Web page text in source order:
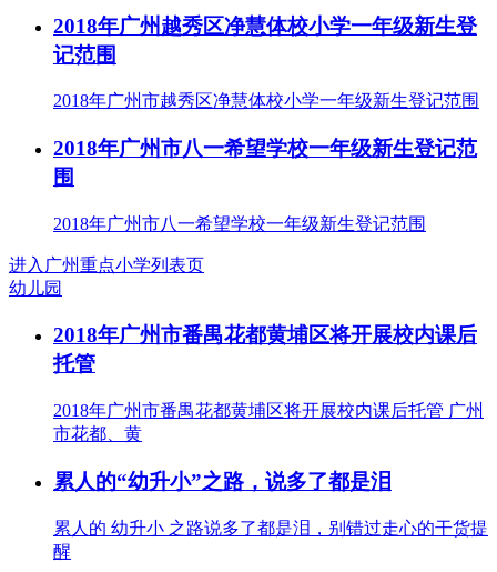
2018年广州越秀区净慧体校小学一年级新生登
记范围
2018年广州市越秀区净慧体校小学一年级新生登记范围
2018年广州市八一希望学校一年级新生登记范
围
2018年广州市八一希望学校一年级新生登记范围
进入广州重点小学列表页
幼儿园
2018年广州市番禺花都黄埔区将开展校内课后
托管
2018年广州市番禺花都黄埔区将开展校内课后托管 广州
市花都、黄
累人的“幼升小”之路，说多了都是泪
累人的 幼升小 之路说多了都是泪，别错过走心的干货提
醒